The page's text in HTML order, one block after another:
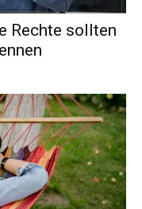
Rechte sollten